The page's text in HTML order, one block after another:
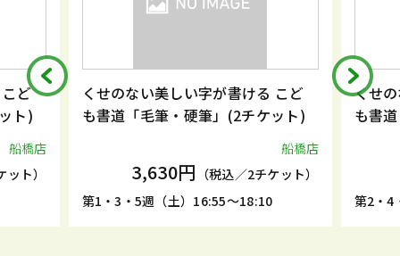
ど
ト)
船橋店
ト）
くせのない美しい字が書ける こど
も書道「毛筆・硬筆」(2チケット)
船橋店
3,630円 （税込／2チケット）
第1・3・5週（土）16:55～18:10
くせ
も書
第2・4